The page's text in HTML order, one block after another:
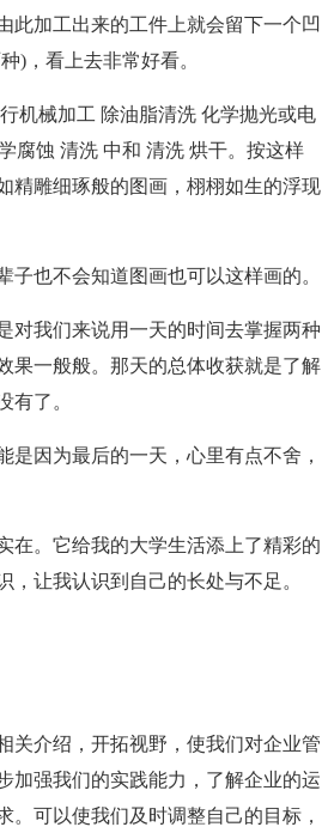
此加工出来的工件上就会留下一个凹
)，看上去非常好看。
机械加工 除油脂清洗 化学抛光或电
腐蚀 清洗 中和 清洗 烘干。按这样
精雕细琢般的图画，栩栩如生的浮现
也不会知道图画也可以这样画的。
对我们来说用一天的时间去掌握两种
果一般般。那天的总体收获就是了解
有了。
因为最后的一天，心里有点不舍，
在。它给我的大学生活添上了精彩的
让我认识到自己的长处与不足。
关介绍，开拓视野，使我们对企业管
加强我们的实践能力，了解企业的运
可以使我们及时调整自己的目标，